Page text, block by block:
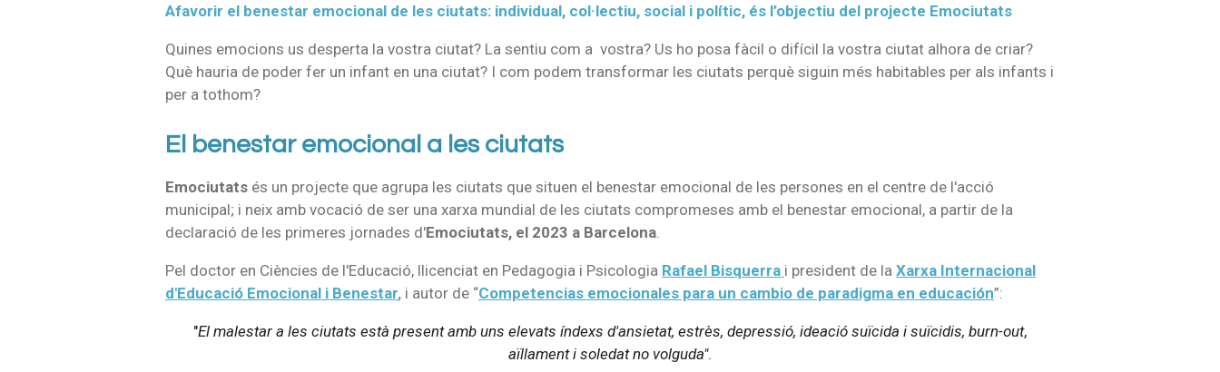
Afavorir el benestar emocional de les ciutats: individual, col·lectiu, social i polític, és l’objectiu del projecte Emociutats
Quines emocions us desperta la vostra ciutat? La sentiu com a vostra? Us ho posa fàcil o difícil la vostra ciutat alhora de criar?
Què hauria de poder fer un infant en una ciutat? I com podem transformar les ciutats perquè siguin més habitables per als infants i
per a tothom?
El benestar emocional a les ciutats
Emociutats és un projecte que agrupa les ciutats que situen el benestar emocional de les persones en el centre de l'acció
municipal; i neix amb vocació de ser una xarxa mundial de les ciutats compromeses amb el benestar emocional, a partir de la
declaració de les primeres jornades d'Emociutats, el 2023 a Barcelona.
Pel doctor en Ciències de l'Educació, llicenciat en Pedagogia i Psicologia Rafael Bisquerra i president de la Xarxa Internacional
d'Educació Emocional i Benestar, i autor de “Competencias emocionales para un cambio de paradigma en educación”:
"El malestar a les ciutats està present amb uns elevats índexs d'ansietat, estrès, depressió, ideació suïcida i suïcidis, burn-out,
aïllament i soledat no volguda".